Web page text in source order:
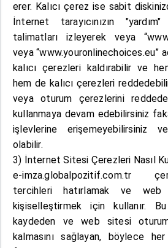
erer. Kalıcı çerez ise sabit
İnternet tarayıcınızın
talimatları izleyerek veya
veya “www.youronlinechoices.eu”
kalıcı çerezleri kaldırabilir ve
hem de kalıcı çerezleri
veya oturum çerezlerini
kullanmaya devam edebilirsiniz
işlevlerine erişemeyebilirsiniz
olabilir.
3) İnternet Sitesi Çerezleri Nasıl
e-imza.globalpozitif.com.tr
tercihleri hatırlamak ve web
kişiselleştirmek için kullanır. Bu
kaydeden ve web sitesi
kalmasını sağlayan, böylece